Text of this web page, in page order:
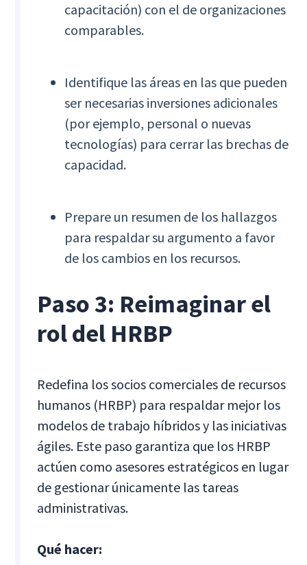
capacitación) con el de organizaciones
comparables.
Identifique las áreas en las que pueden
ser necesarias inversiones adicionales
(por ejemplo, personal o nuevas
tecnologías) para cerrar las brechas de
capacidad.
Prepare un resumen de los hallazgos
para respaldar su argumento a favor
de los cambios en los recursos.
Paso 3: Reimaginar el
rol del HRBP
Redefina los socios comerciales de recursos
humanos (HRBP) para respaldar mejor los
modelos de trabajo híbridos y las iniciativas
ágiles. Este paso garantiza que los HRBP
actúen como asesores estratégicos en lugar
de gestionar únicamente las tareas
administrativas.
Qué hacer: